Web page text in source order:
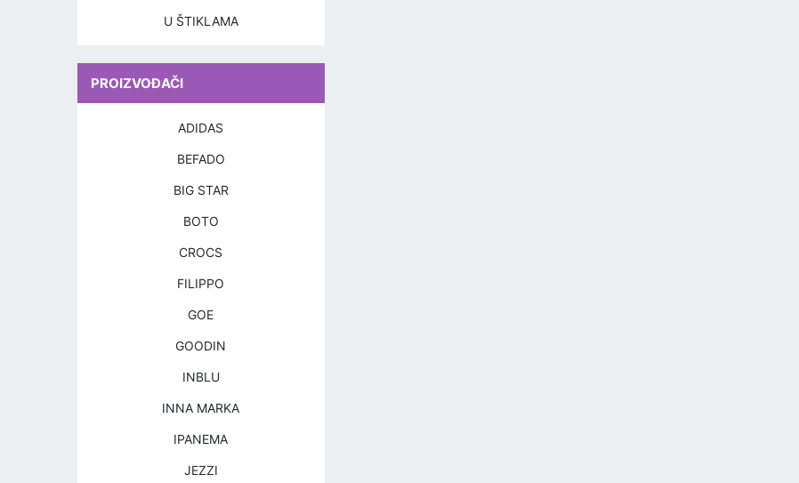
U ŠTIKLAMA
PROIZVOĐAČI
ADIDAS
BEFADO
BIG STAR
BOTO
CROCS
FILIPPO
GOE
GOODIN
INBLU
INNA MARKA
IPANEMA
JEZZI